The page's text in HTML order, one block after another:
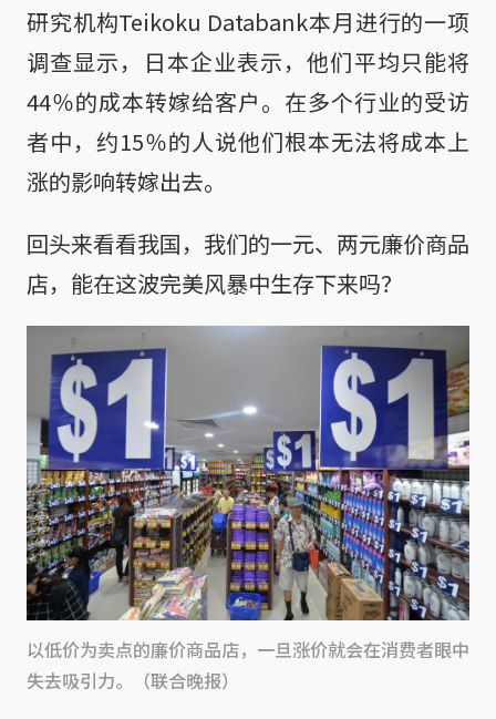
研究机构Teikoku Databank本月进行的一项
调查显示，日本企业表示，他们平均只能将
44％的成本转嫁给客户。在多个行业的受访
者中，约15％的人说他们根本无法将成本上
涨的影响转嫁出去。
回头来看看我国，我们的一元、两元廉价商品
店，能在这波完美风暴中生存下来吗？
以低价为卖点的廉价商品店，一旦涨价就会在消费者眼中
失去吸引力。（联合晚报）